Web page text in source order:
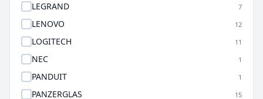
LEGRAND 7
LENOVO 12
LOGITECH 11
NEC 1
PANDUIT 1
PANZERGLAS 15